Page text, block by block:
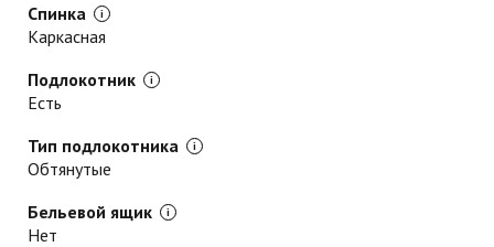
Спинка
Каркасная
Подлокотник
Есть
Тип подлокотника
Обтянутые
Бельевой ящик
Нет